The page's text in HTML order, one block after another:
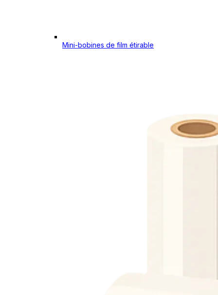
Mini-bobines de film étirable